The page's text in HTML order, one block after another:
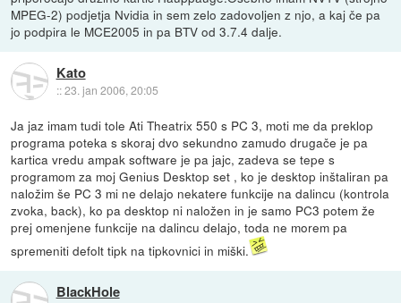
MPEG-2) podjetja Nvidia in sem zelo zadovoljen z njo, a kaj če pa
jo podpira le MCE2005 in pa BTV od 3.7.4 dalje.
Kato
::23. jan 2006, 20:05
Ja jaz imam tudi tole Ati Theatrix 550 s PC 3, moti me da preklop
programa poteka s skoraj dvo sekundno zamudo drugače je pa
kartica vredu ampak software je pa jajc, zadeva se tepe s
programom za moj Genius Desktop set , ko je desktop inštaliran pa
naložim še PC 3 mi ne delajo nekatere funkcije na dalincu (kontrola
zvoka, back), ko pa desktop ni naložen in je samo PC3 potem že
prej omenjene funkcije na dalincu delajo, toda ne morem pa
spremeniti defolt tipk na tipkovnici in miški.
BlackHole